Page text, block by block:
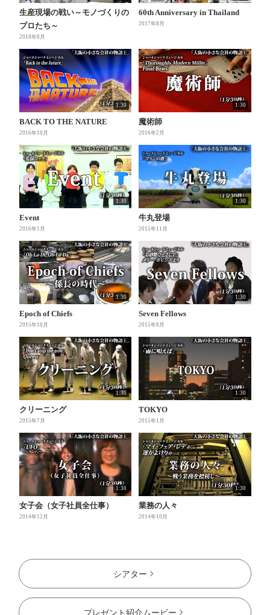
生産現場の戦い～モノづくりの
プロたち～
2018年8月
60th Anniversary in Thailand
2017年8月
1:30
BACK TO THE NATURE
2016年10月
1:30
魔術師
2016年2月
1:30
Event
2016年1月
1:30
牛丸登場
2015年11月
1:30
Epoch of Chiefs
2015年10月
1:30
Seven Fellows
2015年8月
1:30
クリーニング
2015年7月
1:30
TOKYO
2015年1月
1:30
女子会（女子社員全仕事）
2014年12月
1:30
業務の人々
2014年10月
シアター
プレゼント紹介ムービー